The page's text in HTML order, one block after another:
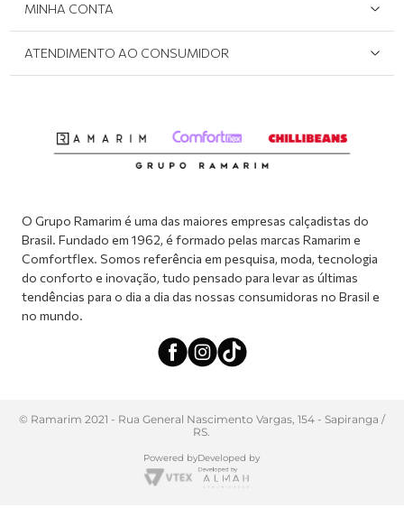
Políticas de Privacidade
MINHA CONTA
Meus pedidos
ATENDIMENTO AO CONSUMIDOR
Atendimento via WhatsApp: (51) 2160-0740
O Grupo Ramarim é uma das maiores empresas calçadistas do
Brasil. Fundado em 1962, é formado pelas marcas Ramarim e
Comfortflex. Somos referência em pesquisa, moda, tecnologia
do conforto e inovação, tudo pensado para levar as últimas
tendências para o dia a dia das nossas consumidoras no Brasil e
no mundo.
© Ramarim 2021 - Rua General Nascimento Vargas, 154 - Sapiranga /
RS.
Powered byDeveloped by